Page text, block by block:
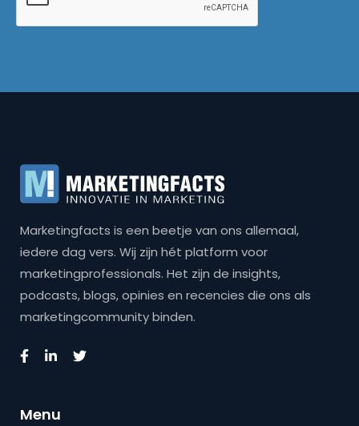
Marketingfacts is een beetje van ons allemaal,
iedere dag vers. Wij zijn hét platform voor
marketingprofessionals. Het zijn de insights,
podcasts, blogs, opinies en recencies die ons als
marketingcommunity binden.
Menu